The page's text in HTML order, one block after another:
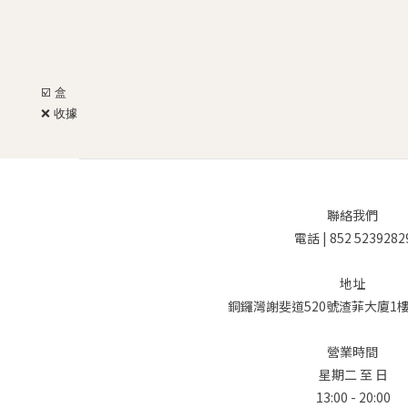
☑️ 盒
❌ 收據
聯絡我們
電話 | 852
地址
銅鑼灣謝斐道520號渣菲大廈1
營業時間
星期二 至 日
13:00 - 20:00